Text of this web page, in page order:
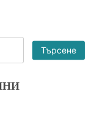
Търсене